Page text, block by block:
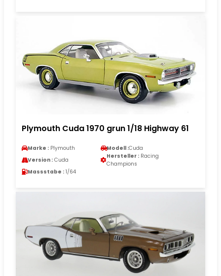
Plymouth Cuda 1970 grun 1/18 Highway 61
Marke : Plymouth Modell :Cuda
Version : Cuda
Hersteller : Racing
Champions
Massstabe : 1/64